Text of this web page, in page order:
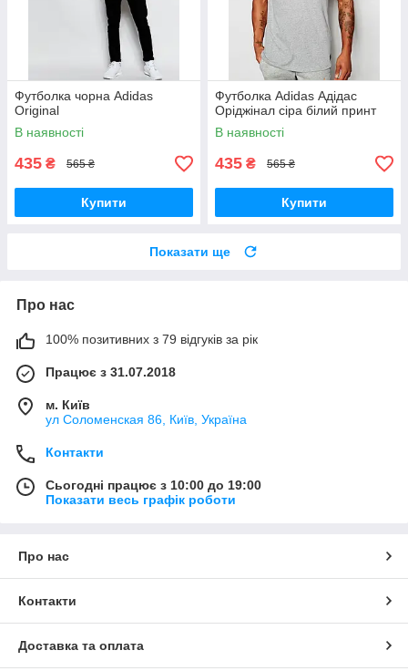
Футболка чорна Adidas
Original
В наявності
435 ₴ 565 ₴
Купити
Футболка Adidas Адідас
Оріджінал сіра білий принт
В наявності
435 ₴ 565 ₴
Купити
Показати ще
Про нас
100% позитивних з 79 відгуків за рік
Працює з 31.07.2018
м. Київ
ул Соломенская 86, Київ, Україна
Контакти
Сьогодні працює з 10:00 до 19:00
Показати весь графік роботи
Про нас
Контакти
Доставка та оплата